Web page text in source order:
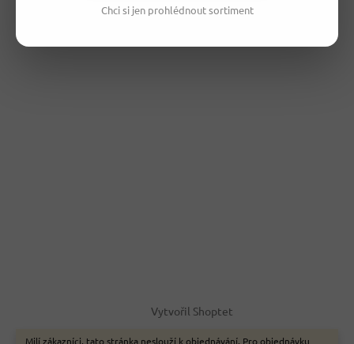
Chci si jen prohlédnout sortiment
Milí zákazníci, tato stránka neslouží k objednávání. Pro objednávku
Vytvořil Shoptet